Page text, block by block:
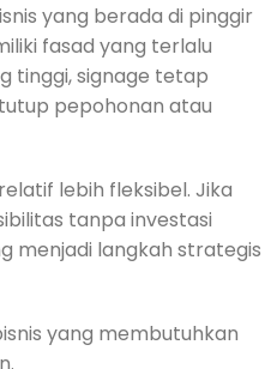
yang berada di pinggir
fasad yang terlalu
tinggi, signage tetap
pepohonan atau
lebih fleksibel. Jika
tanpa investasi
menjadi langkah strategis
yang membutuhkan